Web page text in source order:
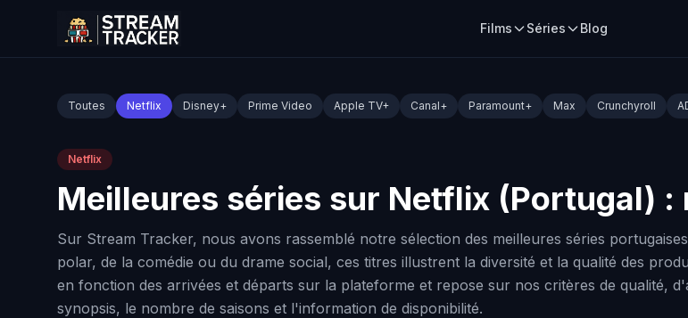
Films Séries Blog
Toutes Netflix Disney+ Prime Video Apple TV+ Canal+ Paramount+ Max Crunchyroll
Netflix
Meilleures séries sur Netflix (Portugal) :
Sur Stream Tracker, nous avons rassemblé notre sélection des meilleures séries
polar, de la comédie ou du drame social, ces titres illustrent la diversité et la qualité des
en fonction des arrivées et départs sur la plateforme et repose sur nos critères de qualité,
synopsis, le nombre de saisons et l'information de disponibilité.